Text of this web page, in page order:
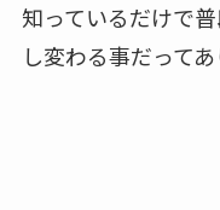
知っているだけで
し変わる事だってあ